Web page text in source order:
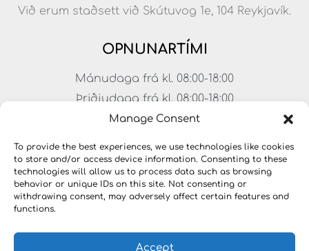
Manage Consent
To provide the best experiences, we use technologies like cookies
to store and/or access device information. Consenting to these
technologies will allow us to process data such as browsing
behavior or unique IDs on this site. Not consenting or
withdrawing consent, may adversely affect certain features and
functions.
Accept
Við erum staðsett við Skútuvog 1e, 104 Reykjavík.
OPNUNARTÍMI
Mánudaga frá kl. 08:00-18:00
Þriðjudaga frá kl. 08:00-18:00
Miðvikudaga frá kl. 08:00-18:00
Föstudaga frá kl. 08:00-17:00
Laugardagar frá kl. 11:00-15:00